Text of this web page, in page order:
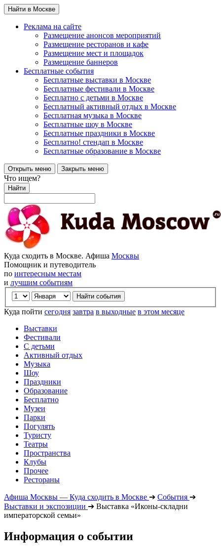
Найти в Москве
Реклама на сайте
Размещение анонсов мероприятий
Размещение ресторанов и кафе
Размещение мест и площадок
Размещение баннеров
Бесплатные события
Бесплатные выставки в Москве
Бесплатные фестивали в Москве
Бесплатно с детьми в Москве
Бесплатный активный отдых в Москве
Бесплатная музыка в Москве
Бесплатные шоу в Москве
Бесплатные праздники в Москве
Бесплатно! стендап в Москве
Бесплатные образование в Москве
Открыть меню Закрыть меню
Что ищем?
Найти
Куда сходить в Москве. Афиша Москвы
Помощник и путеводитель
по интересным местам
и лучшим событиям
Куда пойти сегодня завтра в выходные в этом месяце
Выставки
Фестивали
С детьми
Активный отдых
Музыка
Шоу
Праздники
Образование
Бесплатно
Музеи
Парки
Погулять
Туристу
Театры
Пространства
Клубы
Прочее
Рестораны
Афиша Москвы — Куда сходить в Москве ➔ События ➔
Выставки и экспозиции ➔ Выставка «Иконы-складни
императорской семьи»
Информация о событии